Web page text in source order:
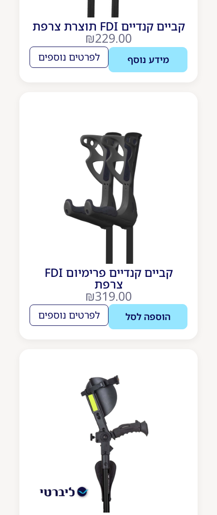
קביים קנדיים FDI תוצרת צרפת
₪229.00
מידע נוסף לפרטים נוספים
קביים קנדיים פרימיום FDI
צרפת
₪319.00
הוספה לסל לפרטים נוספים